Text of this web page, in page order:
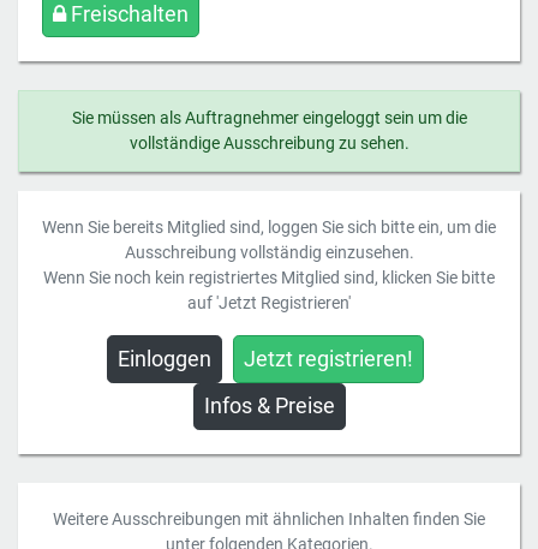
Freischalten
Sie müssen als Auftragnehmer eingeloggt sein um die
vollständige Ausschreibung zu sehen.
Wenn Sie bereits Mitglied sind, loggen Sie sich bitte ein, um die
Ausschreibung vollständig einzusehen.
Wenn Sie noch kein registriertes Mitglied sind, klicken Sie bitte
auf 'Jetzt Registrieren'
Einloggen
Jetzt registrieren!
Infos & Preise
Weitere Ausschreibungen mit ähnlichen Inhalten finden Sie
unter folgenden Kategorien.